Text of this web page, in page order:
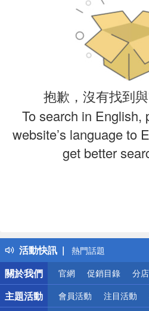
抱歉，沒有找到
To search in English,
website’s language to
get better
活動快訊
得獎公告
熱門話題
銀行優惠
偏遠地區配送
詐騙網頁！請小心！
關於我們
官網 促銷目錄 分
主題活動 會員活動 注目活動